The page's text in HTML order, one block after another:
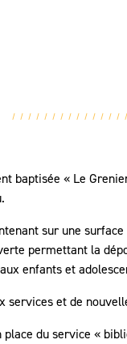
baptisée « Le
sur une
permettant la
enfants et
services et de
place du service «